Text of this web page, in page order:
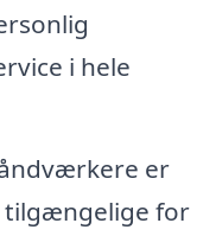
i hele
er
tilgængelige for